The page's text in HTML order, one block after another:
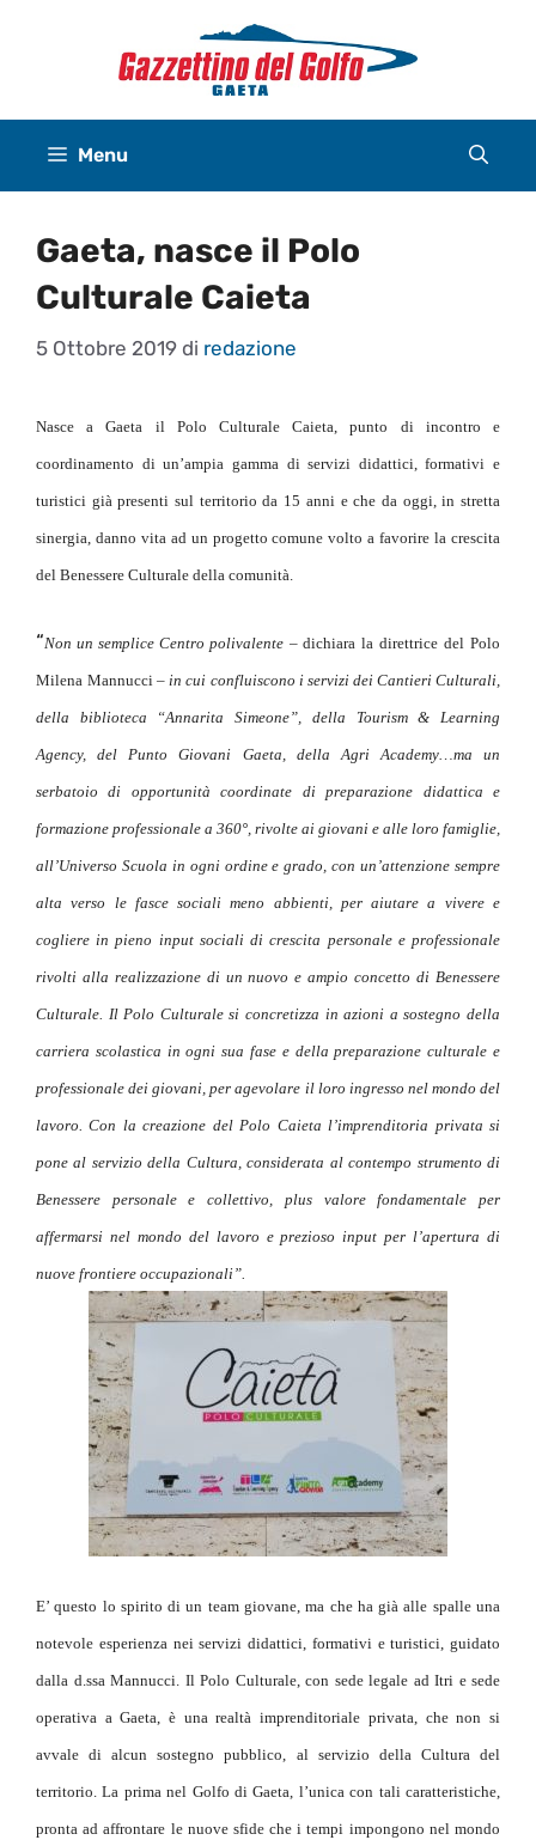
Menu
Gaeta, nasce il Polo
Culturale Caieta
5 Ottobre 2019 di redazione
Nasce a Gaeta il Polo Culturale Caieta, punto di incontro e
coordinamento di un’ampia gamma di servizi didattici, formativi e
turistici già presenti sul territorio da 15 anni e che da oggi, in stretta
sinergia, danno vita ad un progetto comune volto a favorire la crescita
del Benessere Culturale della comunità.
“Non un semplice Centro polivalente – dichiara la direttrice del Polo
Milena Mannucci – in cui confluiscono i servizi dei Cantieri Culturali,
della biblioteca “Annarita Simeone”, della Tourism & Learning
Agency, del Punto Giovani Gaeta, della Agri Academy…ma un
serbatoio di opportunità coordinate di preparazione didattica e
formazione professionale a 360°, rivolte ai giovani e alle loro famiglie,
all’Universo Scuola in ogni ordine e grado, con un’attenzione sempre
alta verso le fasce sociali meno abbienti, per aiutare a vivere e
cogliere in pieno input sociali di crescita personale e professionale
rivolti alla realizzazione di un nuovo e ampio concetto di Benessere
Culturale. Il Polo Culturale si concretizza in azioni a sostegno della
carriera scolastica in ogni sua fase e della preparazione culturale e
professionale dei giovani, per agevolare il loro ingresso nel mondo del
lavoro. Con la creazione del Polo Caieta l’imprenditoria privata si
pone al servizio della Cultura, considerata al contempo strumento di
Benessere personale e collettivo, plus valore fondamentale per
affermarsi nel mondo del lavoro e prezioso input per l’apertura di
nuove frontiere occupazionali”.
E’ questo lo spirito di un team giovane, ma che ha già alle spalle una
notevole esperienza nei servizi didattici, formativi e turistici, guidato
dalla d.ssa Mannucci. Il Polo Culturale, con sede legale ad Itri e sede
operativa a Gaeta, è una realtà imprenditoriale privata, che non si
avvale di alcun sostegno pubblico, al servizio della Cultura del
territorio. La prima nel Golfo di Gaeta, l’unica con tali caratteristiche,
pronta ad affrontare le nuove sfide che i tempi impongono nel mondo